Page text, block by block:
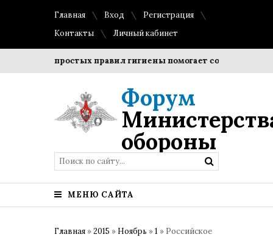
Главная Вход
Регистрация
Контакты
Личный кабинет
простых правил гигиены помогает сохранить
Форум
обороны
МЕНЮ САЙТА
Главная »2015 » Ноябрь »1 » Российское